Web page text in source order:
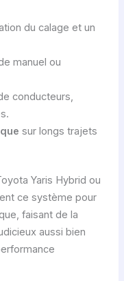
du calage et un
manuel ou
conducteurs,
sur longs trajets
Yaris Hybrid ou
ce système pour
faisant de la
aussi bien